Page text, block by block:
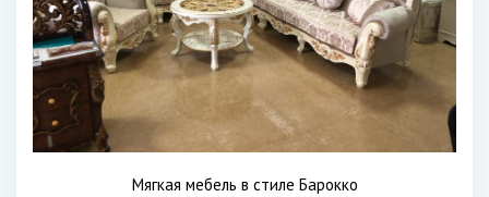
Мягкая мебель в стиле Барокко